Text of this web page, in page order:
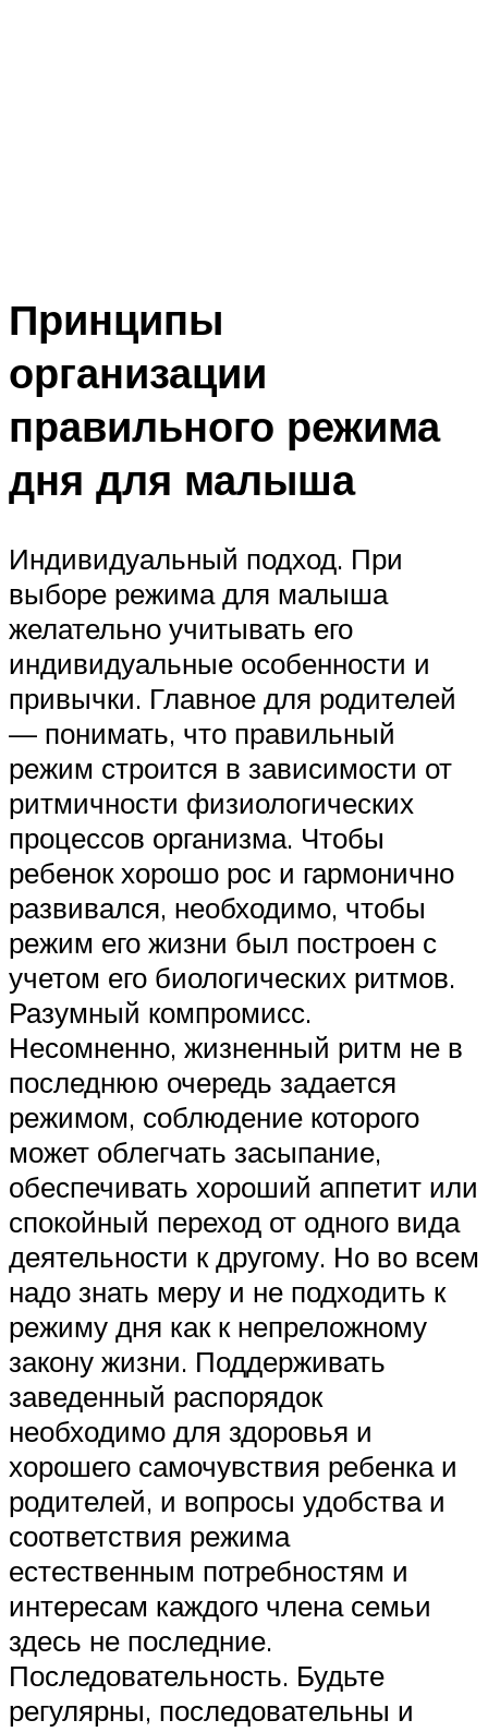
Принципы
организации
правильного режима
дня для малыша
Индивидуальный подход. При
выборе режима для малыша
желательно учитывать его
индивидуальные особенности и
привычки. Главное для родителей
— понимать, что правильный
режим строится в зависимости от
ритмичности физиологических
процессов организма. Чтобы
ребенок хорошо рос и гармонично
развивался, необходимо, чтобы
режим его жизни был построен с
учетом его биологических ритмов.
Разумный компромисс.
Несомненно, жизненный ритм не в
последнюю очередь задается
режимом, соблюдение которого
может облегчать засыпание,
обеспечивать хороший аппетит или
спокойный переход от одного вида
деятельности к другому. Но во всем
надо знать меру и не подходить к
режиму дня как к непреложному
закону жизни. Поддерживать
заведенный распорядок
необходимо для здоровья и
хорошего самочувствия ребенка и
родителей, и вопросы удобства и
соответствия режима
естественным потребностям и
интересам каждого члена семьи
здесь не последние.
Последовательность. Будьте
регулярны, последовательны и